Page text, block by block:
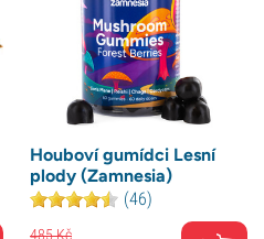
Houboví gumídci Lesní
plody (Zamnesia)
(46)
485Kč